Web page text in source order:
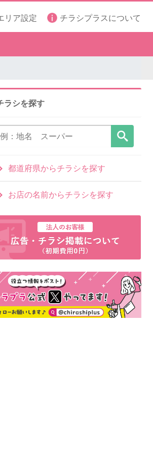
リア設定 チラシプラスについて
8月1日販売開始
ラシを探す
都道府県からチラシを探す
お店の名前からチラシを探す